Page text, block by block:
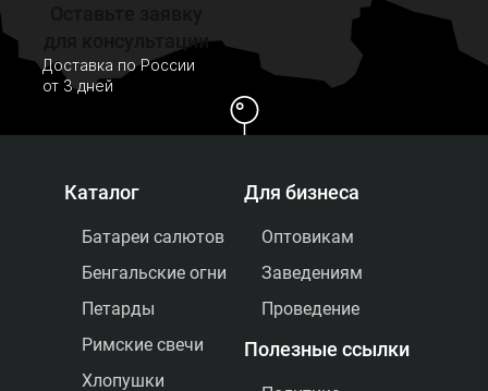
для консультации
Доставка по России
от 3 дней
Каталог
Батареи салютов
Бенгальские огни
Петарды
Римские свечи
Хлопушки
Для бизнеса
Оптовикам
Заведениям
Проведение
Полезные ссылки